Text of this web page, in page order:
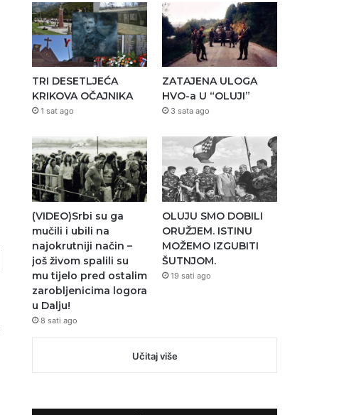
TRI DESETLJEĆA
KRIKOVA OČAJNIKA
1 sat ago
ZATAJENA ULOGA
HVO-a U “OLUJI”
3 sata ago
(VIDEO)Srbi su ga
mučili i ubili na
najokrutniji način –
još živom spalili su
mu tijelo pred ostalim
zarobljenicima logora
u Dalju!
8 sati ago
OLUJU SMO DOBILI
ORUŽJEM. ISTINU
MOŽEMO IZGUBITI
ŠUTNJOM.
19 sati ago
Učitaj više